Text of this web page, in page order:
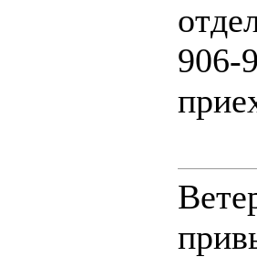
906-